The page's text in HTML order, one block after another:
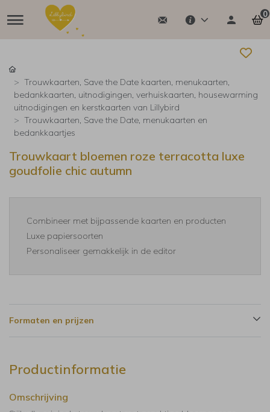
0
Trouwkaarten, Save the Date kaarten, menukaarten,
bedankkaarten, uitnodigingen, verhuiskaarten, housewarming
uitnodigingen en kerstkaarten van Lillybird
Trouwkaarten, Save the Date, menukaarten en
bedankkaartjes
Trouwkaart bloemen roze terracotta luxe
goudfolie chic autumn
Combineer met bijpassende kaarten en producten
Luxe papiersoorten
Personaliseer gemakkelijk in de editor
Formaten en prijzen
Productinformatie
Omschrijving